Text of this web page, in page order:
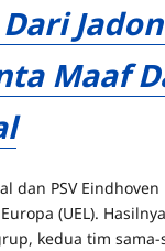
Maaf
dan PSV
(UEL).
kedua tim sama-